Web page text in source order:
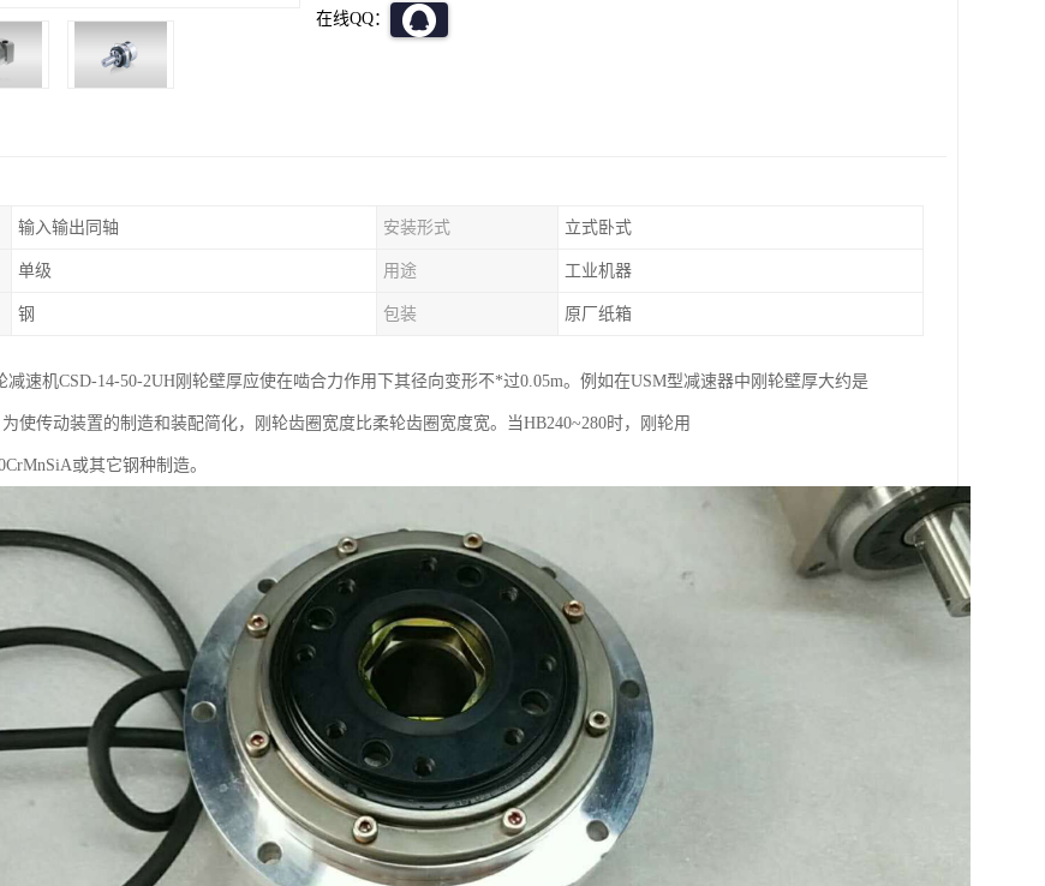
在线QQ：
输入输出同轴 安装形式 立式卧式
单级 用途 工业机器
钢 包装 原厂纸箱
减速机CSD-14-50-2UH刚轮壁厚应使在啮合力作用下其径向变形不*过0.05m。例如在USM型减速器中刚轮壁厚大约是
为使传动装置的制造和装配简化，刚轮齿圈宽度比柔轮齿圈宽度宽。当HB240~280时，刚轮用
或其它钢种制造。